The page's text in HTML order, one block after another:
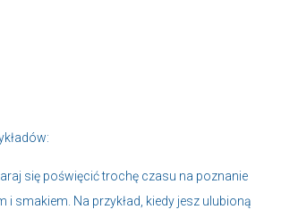
się poświęcić trochę czasu na poznanie
smakiem. Na przykład, kiedy jesz ulubioną